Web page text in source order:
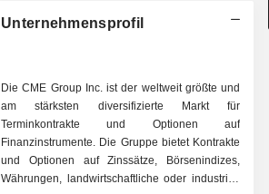
Unternehmensprofil
Die CME Group Inc. ist der weltweit größte und
am stärksten diversifizierte Markt für
Terminkontrakte und Optionen auf
Finanzinstrumente. Die Gruppe bietet Kontrakte
und Optionen auf Zinssätze, Börsenindizes,
Währungen, landwirtschaftliche oder industriell